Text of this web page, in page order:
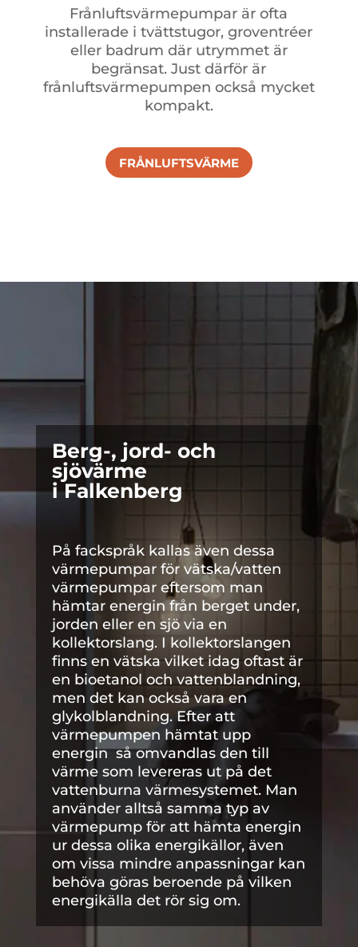
Frånluftsvärmepumpar är ofta
installerade i tvättstugor, groventréer
eller badrum där utrymmet är
begränsat. Just därför är
frånluftsvärmepumpen också mycket
kompakt.
FRÅNLUFTSVÄRME
Berg-, jord- och
sjövärme
i Falkenberg
På fackspråk kallas även dessa
värmepumpar för vätska/vatten
värmepumpar eftersom man
hämtar energin från berget under,
jorden eller en sjö via en
kollektorslang. I kollektorslangen
finns en vätska vilket idag oftast är
en bioetanol och vattenblandning,
men det kan också vara en
glykolblandning. Efter att
värmepumpen hämtat upp
energin så omvandlas den till
värme som levereras ut på det
vattenburna värmesystemet. Man
använder alltså samma typ av
värmepump för att hämta energin
ur dessa olika energikällor, även
om vissa mindre anpassningar kan
behöva göras beroende på vilken
energikälla det rör sig om.